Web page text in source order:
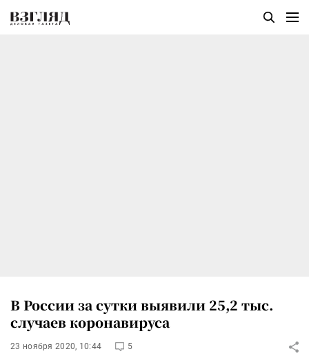
В России за сутки выявили 25,2 тыс.
случаев коронавируса
23 ноября 2020, 10:44 5